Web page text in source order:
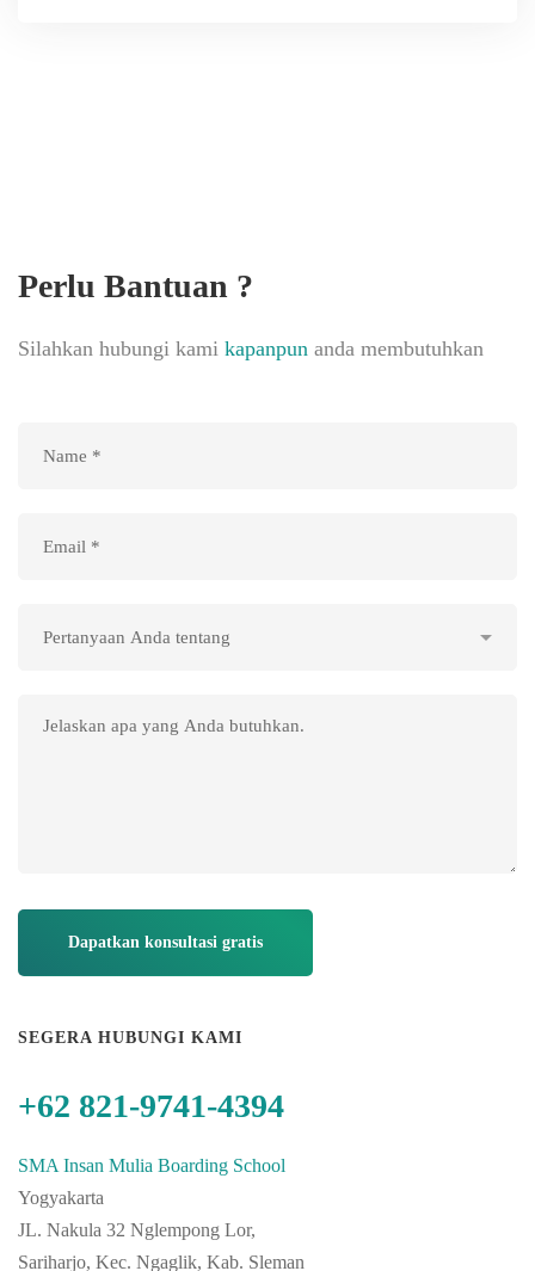
Perlu Bantuan ?
Silahkan hubungi kami kapanpun anda membutuhkan
SEGERA HUBUNGI KAMI
+62 821-9741-4394
SMA Insan Mulia Boarding School
Yogyakarta
JL. Nakula 32 Nglempong Lor,
Sariharjo, Kec. Ngaglik, Kab. Sleman